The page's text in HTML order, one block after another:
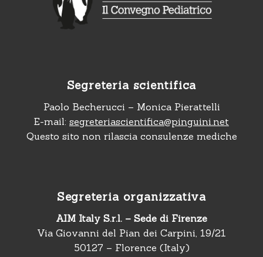
Segreteria scientifica
Paolo Becherucci – Monica Pierattelli
E-mail: segreteriascientifica@pinguini.net
Questo sito non rilascia consulenze mediche
Segreteria organizzativa
AIM Italy S.r.l. – Sede di Firenze
Via Giovanni del Pian dei Carpini, 19/21
50127 – Florence (Italy)